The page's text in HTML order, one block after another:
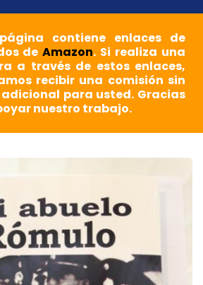
contiene enlaces de
deAmazon. Si realiza una
a través de estos enlaces,
recibir una comisión sin
para usted. Gracias
nuestro trabajo.